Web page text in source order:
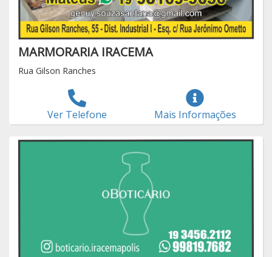
MARMORARIA IRACEMA
Rua Gilson Ranches
Ver Telefone Mais Informações